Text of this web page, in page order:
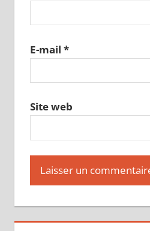
E-mail *
Site web